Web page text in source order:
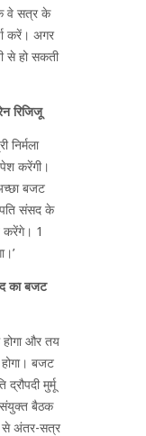
वे सत्र के
करें। अगर
से हो सकती
रिजिजू
निर्मला
करेंगी।
बजट
संसद के
करेंगे। 1
का बजट
और तय
बजट
मुर्मू
संयुक्त बैठक
से अंतर-सत्र